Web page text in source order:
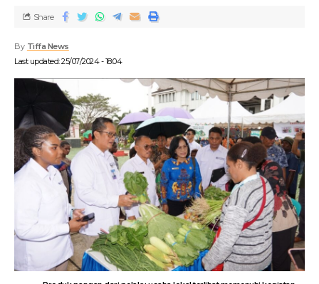
Last updated: 25/07/2024 - 18:04
By Tiffa News
Share